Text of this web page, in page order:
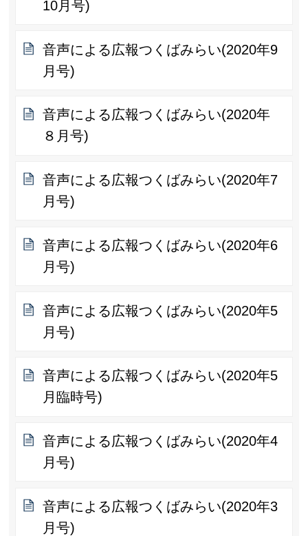
10月号)
音声による広報つくばみらい(2020年9
月号)
音声による広報つくばみらい(2020年
８月号)
音声による広報つくばみらい(2020年7
月号)
音声による広報つくばみらい(2020年6
月号)
音声による広報つくばみらい(2020年5
月号)
音声による広報つくばみらい(2020年5
月臨時号)
音声による広報つくばみらい(2020年4
月号)
音声による広報つくばみらい(2020年3
月号)